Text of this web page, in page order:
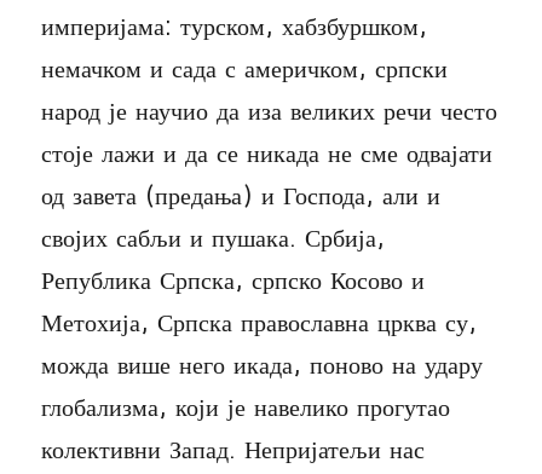
империјама: турском, хабзбуршком,
немачком и сада с америчком, српски
народ је научио да иза великих речи често
стоје лажи и да се никада не сме одвајати
од завета (предања) и Господа, али и
својих сабљи и пушака. Србија,
Република Српска, српско Косово и
Метохија, Српска православна црква су,
можда више него икада, поново на удару
глобализма, који је навелико прогутао
колективни Запад. Непријатељи нас